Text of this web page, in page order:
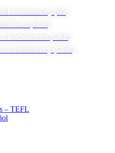
Preliminary (B1)
First (FCE)
Advanced (CAE)
Proficiency (CPE)
– TEFL